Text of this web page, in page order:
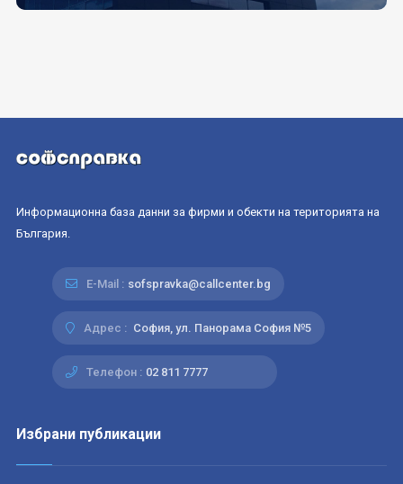
Информационна база данни за фирми и обекти на територията на
България.
E-Mail : sofspravka@callcenter.bg
Адрес : София, ул. Панорама София №5
Телефон : 02 811 7777
Избрани публикации